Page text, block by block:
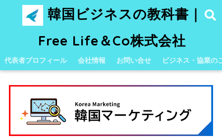
韓国ビジネスの教科書｜
Free Life＆Co株式会社
代表者プロフィール 会社情報 お問い合せ ビジネス・協業の